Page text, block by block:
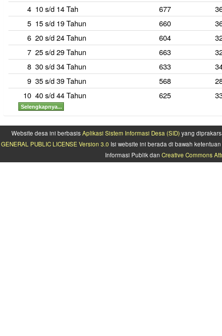
4 10 s/d 14 Tah 677
5 15 s/d 19 Tahun 660
6 20 s/d 24 Tahun 604
7 25 s/d 29 Tahun 663
8 30 s/d 34 Tahun 633
9 35 s/d 39 Tahun 568
10 40 s/d 44 Tahun 625
Selengkapnya...
Website desa ini berbasisAplikasi Sistem Informasi Desa (SID) yang
GENERAL PUBLIC LICENSE Version 3.0 Isi website ini berada di bawah
Informasi Publik dan Creative Commons